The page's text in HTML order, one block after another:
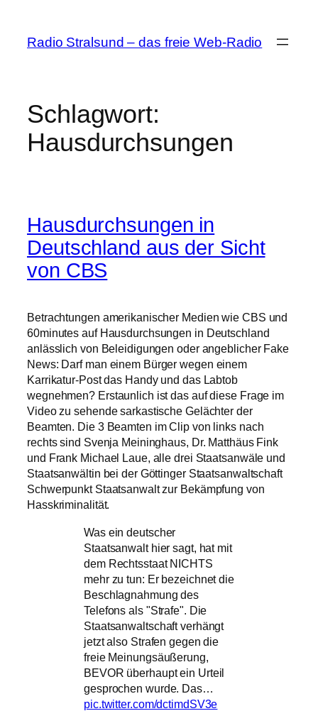
springen
Radio Stralsund – das freie Web-Radio
Schlagwort:
Hausdurchsungen
Hausdurchsungen in
Deutschland aus der Sicht
von CBS
Betrachtungen amerikanischer Medien wie CBS und
60minutes auf Hausdurchsungen in Deutschland
anlässlich von Beleidigungen oder angeblicher Fake
News: Darf man einem Bürger wegen einem
Karrikatur-Post das Handy und das Labtob
wegnehmen? Erstaunlich ist das auf diese Frage im
Video zu sehende sarkastische Gelächter der
Beamten. Die 3 Beamten im Clip von links nach
rechts sind Svenja Meininghaus, Dr. Matthäus Fink
und Frank Michael Laue, alle drei Staatsanwäle und
Staatsanwältin bei der Göttinger Staatsanwaltschaft
Schwerpunkt Staatsanwalt zur Bekämpfung von
Hasskriminalität.
Was ein deutscher
Staatsanwalt hier sagt, hat mit
dem Rechtsstaat NICHTS
mehr zu tun: Er bezeichnet die
Beschlagnahmung des
Telefons als "Strafe". Die
Staatsanwaltschaft verhängt
jetzt also Strafen gegen die
freie Meinungsäußerung,
BEVOR überhaupt ein Urteil
gesprochen wurde. Das…
pic.twitter.com/dctimdSV3e